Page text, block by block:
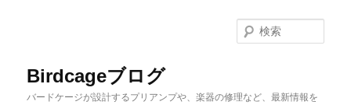
Birdcageブログ
バードケージが設計するプリアンプや、楽器の修理など、最新情報を
索